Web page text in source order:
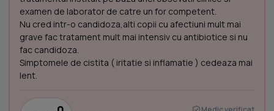
examen de laborator de catre un for competent.
Nu cred intr-o candidoza,alti copii cu afectiuni mult mai
grave fac tratament mult mai intensiv cu antibiotice si nu
fac candidoza.
Simptomele de cistita ( iritatie si inflamatie ) cedeaza mai
lent.